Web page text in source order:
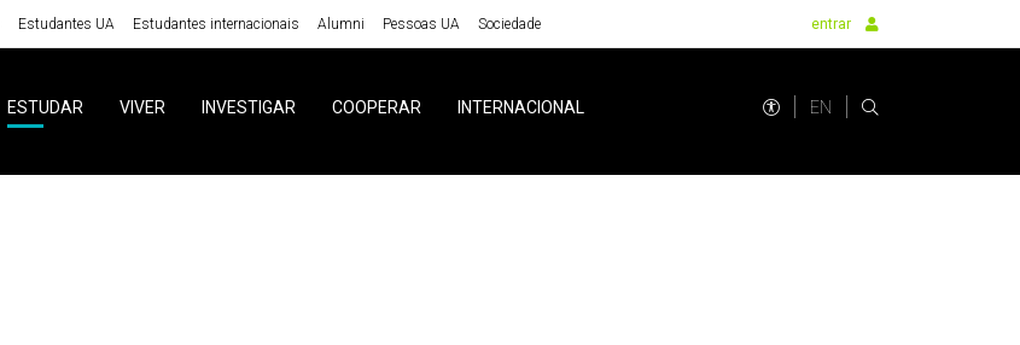
Estudantes UA Estudantes internacionais Alumni Pessoas UA Sociedade entrar
ESTUDAR VIVER INVESTIGAR COOPERAR INTERNACIONAL EN